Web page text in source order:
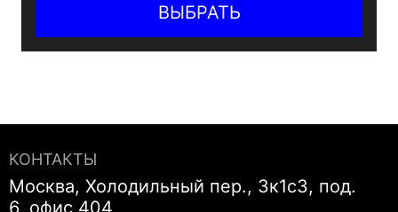
ВЫБРАТЬ
КОНТАКТЫ
Москва, Холодильный пер., 3к1с3, под.
6, офис 404